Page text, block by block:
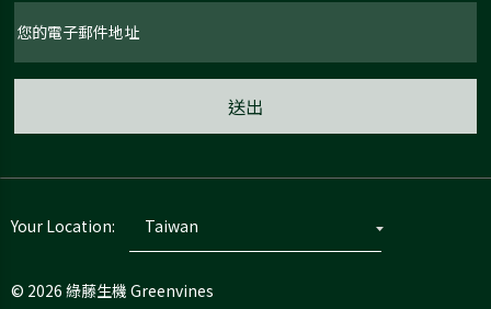
© 2026 綠藤生機 Greenvines
Your Location: